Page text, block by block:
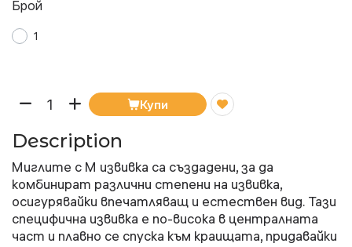
Брой
1
Купи
Description
Миглите с M извивка са създадени, за да
комбинират различни степени на извивка,
осигурявайки впечатляващ и естествен вид. Тази
специфична извивка е по-висока в централната
част и плавно се спуска към краищата, придавайки